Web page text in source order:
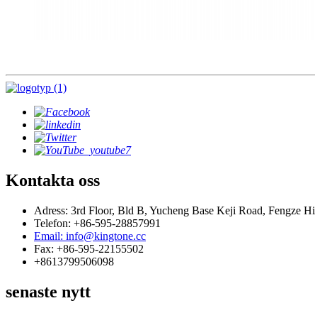
Kontakta oss
Adress: 3rd Floor, Bld B, Yucheng Base Keji Road, Fengze
Telefon: +86-595-28857991
Email: info@kingtone.cc
Fax: +86-595-22155502
+8613799506098
senaste nytt